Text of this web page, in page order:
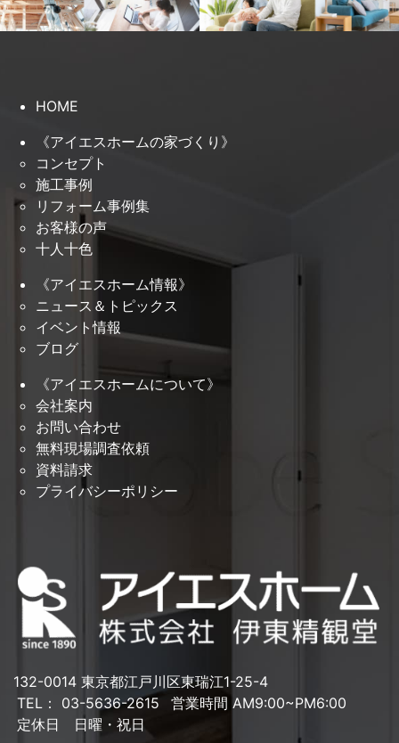
HOME
《アイエスホームの家づくり》
コンセプト
施工事例
リフォーム事例集
お客様の声
十人十色
《アイエスホーム情報》
ニュース＆トピックス
イベント情報
ブログ
《アイエスホームについて》
会社案内
お問い合わせ
無料現場調査依頼
資料請求
プライバシーポリシー
132-0014 東京都江戸川区東瑞江1-25-4
TEL： 03-5636-2615
営業時間 AM9:00~PM6:00
定休日 日曜・祝日